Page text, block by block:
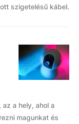
szigetelésű kábel.
a hely, ahol a
magunkat és